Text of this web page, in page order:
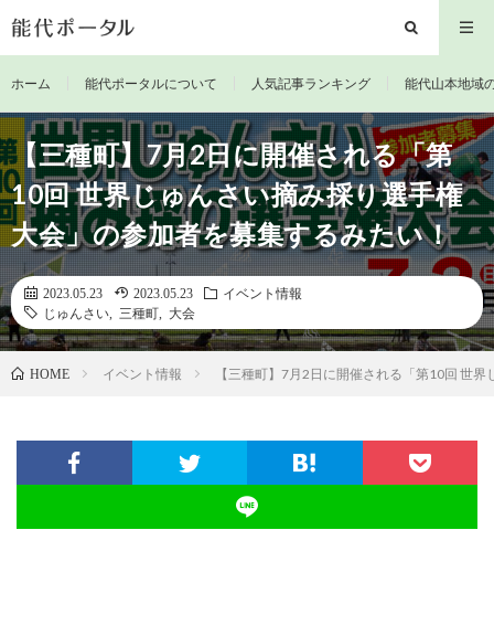
ホーム 能代ポータルについて 人気記事ランキング 能代山本地域
【三種町】7月2日に開催される「第
10回 世界じゅんさい摘み採り選手権
大会」の参加者を募集するみたい！
2023.05.23 2023.05.23
イベント情報
じゅんさい
三種町 大会
HOME イベント情報 【三種町】7月2日に開催される「第10回 世